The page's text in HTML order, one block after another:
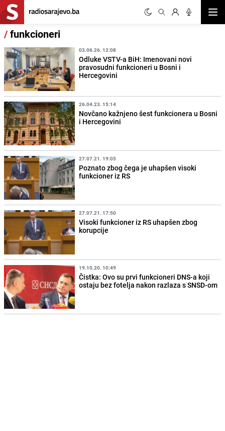
/funkcioneri
03.06.26. 12:08
Odluke VSTV-a BiH: Imenovani novi
pravosudni funkcioneri u Bosni i
Hercegovini
26.04.23. 15:14
Novčano kažnjeno šest funkcionera u Bosni
i Hercegovini
27.07.21. 19:05
Poznato zbog čega je uhapšen visoki
funkcioner iz RS
27.07.21. 17:50
Visoki funkcioner iz RS uhapšen zbog
korupcije
19.10.20. 10:49
Čistka: Ovo su prvi funkcioneri DNS-a koji
ostaju bez fotelja nakon razlaza s SNSD-om